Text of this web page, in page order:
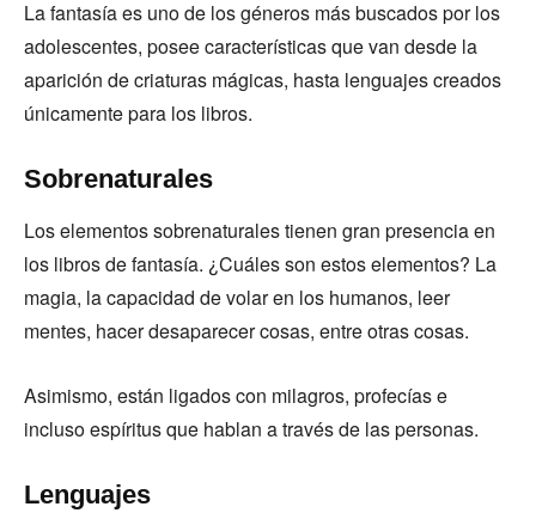
La fantasía es uno de los géneros más buscados por los
adolescentes, posee características que van desde la
aparición de criaturas mágicas, hasta lenguajes creados
únicamente para los libros.
Sobrenaturales
Los elementos sobrenaturales tienen gran presencia en
los libros de fantasía. ¿Cuáles son estos elementos? La
magia, la capacidad de volar en los humanos, leer
mentes, hacer desaparecer cosas, entre otras cosas.
Asimismo, están ligados con milagros, profecías e
incluso espíritus que hablan a través de las personas.
Lenguajes